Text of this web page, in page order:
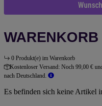
WARENKORB
0 Produkt(e) im Warenkorb
Kostenloser Versand: Noch 99,00 €
nach Deutschland.
Es befinden sich keine Artikel